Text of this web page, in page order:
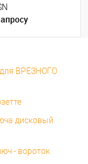
ВРЕЗНОГО
дисковый
- вороток